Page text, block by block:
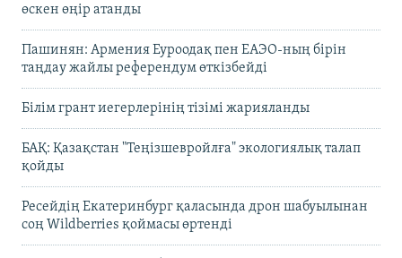
өскен өңір атанды
Пашинян: Армения Еуроодақ пен ЕАЭО-ның бірін
таңдау жайлы референдум өткізбейді
Білім грант иегерлерінің тізімі жарияланды
БАҚ: Қазақстан "Теңізшевройлға" экологиялық талап
қойды
Ресейдің Екатеринбург қаласында дрон шабуылынан
соң Wildberries қоймасы өртенді